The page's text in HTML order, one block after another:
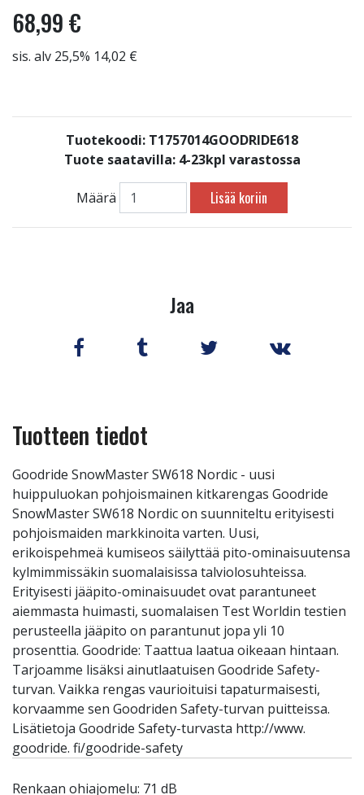
68,99 €
sis. alv 25,5% 14,02 €
Tuotekoodi: T1757014GOODRIDE618
Tuote saatavilla: 4-23kpl varastossa
Määrä Lisää koriin
Jaa
Tuotteen tiedot
Goodride SnowMaster SW618 Nordic - uusi
huippuluokan pohjoismainen kitkarengas Goodride
SnowMaster SW618 Nordic on suunniteltu erityisesti
pohjoismaiden markkinoita varten. Uusi,
erikoispehmeä kumiseos säilyttää pito-ominaisuutensa
kylmimmissäkin suomalaisissa talviolosuhteissa.
Erityisesti jääpito-ominaisuudet ovat parantuneet
aiemmasta huimasti, suomalaisen Test Worldin testien
perusteella jääpito on parantunut jopa yli 10
prosenttia. Goodride: Taattua laatua oikeaan hintaan.
Tarjoamme lisäksi ainutlaatuisen Goodride Safety-
turvan. Vaikka rengas vaurioituisi tapaturmaisesti,
korvaamme sen Goodriden Safety-turvan puitteissa.
Lisätietoja Goodride Safety-turvasta http://www.
goodride. fi/goodride-safety
Renkaan ohiajomelu: 71 dB